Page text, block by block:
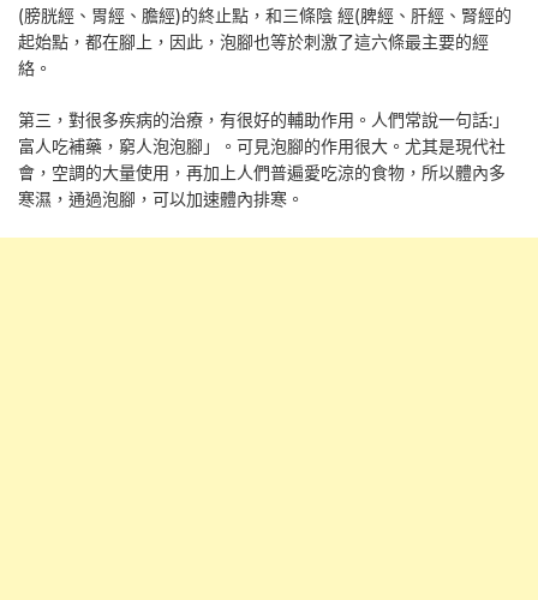
(膀胱經、胃經、膽經)的終止點，和三條陰 經(脾經、肝經、腎經的
起始點，都在腳上，因此，泡腳也等於刺激了這六條最主要的經
絡。
第三，對很多疾病的治療，有很好的輔助作用。人們常說一句話:」
富人吃補藥，窮人泡泡腳」。可見泡腳的作用很大。尤其是現代社
會，空調的大量使用，再加上人們普遍愛吃涼的食物，所以體內多
寒濕，通過泡腳，可以加速體內排寒。